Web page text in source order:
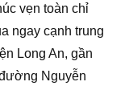
vẹn toàn chỉ
ngay cạnh trung
Long An, gần
Nguyễn